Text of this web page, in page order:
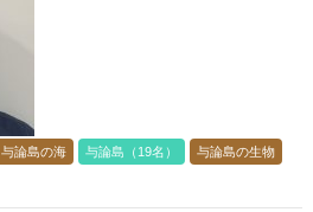
与論島の海 与論島（19名） 与論島の生物